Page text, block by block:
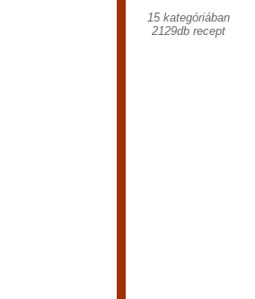
15 kategóriában
2129db recept